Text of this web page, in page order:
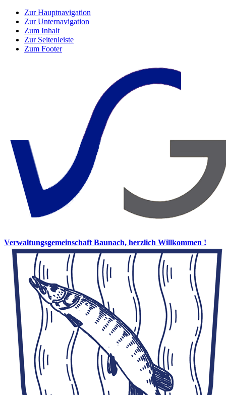
Zur Hauptnavigation
Zur Unternavigation
Zum Inhalt
Zur Seitenleiste
Zum Footer
Verwaltungsgemeinschaft Baunach, herzlich Willkommen !